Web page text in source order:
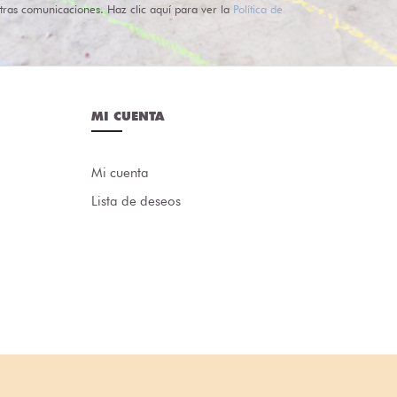
comunicaciones. Haz clic aquí para ver la Política de
MI CUENTA
Mi cuenta
Lista de deseos